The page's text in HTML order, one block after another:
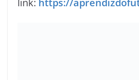
link: https://